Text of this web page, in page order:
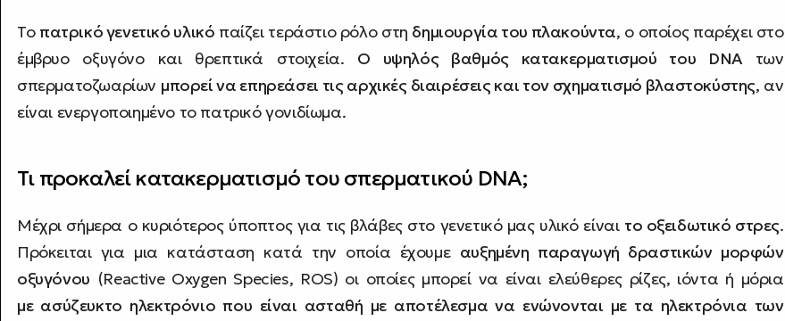
Το πατρικό γενετικό υλικό παίζει τεράστιο ρόλο στη δημιουργία του πλακούντα, ο οποίος παρέχει στο
έμβρυο οξυγόνο και θρεπτικά στοιχεία. Ο υψηλός βαθμός κατακερματισμού του DNAτων
σπερματοζωαρίων μπορεί να επηρεάσει τις αρχικές διαιρέσεις και τον σχηματισμό βλαστοκύστης, αν
είναι ενεργοποιημένο το πατρικό γονιδίωμα.
Τι προκαλεί κατακερματισμό του σπερματικού DNA;
Μέχρι σήμερα ο κυριότερος ύποπτος για τις βλάβες στο γενετικό μας υλικό είναι το οξειδωτικό στρες.
Πρόκειται για μια κατάσταση κατά την οποία έχουμε αυξημένη παραγωγή δραστικών μορφών
οξυγόνου (Reactive Oxygen Species, ROS) οι οποίες μπορεί να είναι ελεύθερες ρίζες, ιόντα ή μόρια
με ασύζευκτο ηλεκτρόνιο που είναι ασταθή με αποτέλεσμα να ενώνονται με τα ηλεκτρόνια των